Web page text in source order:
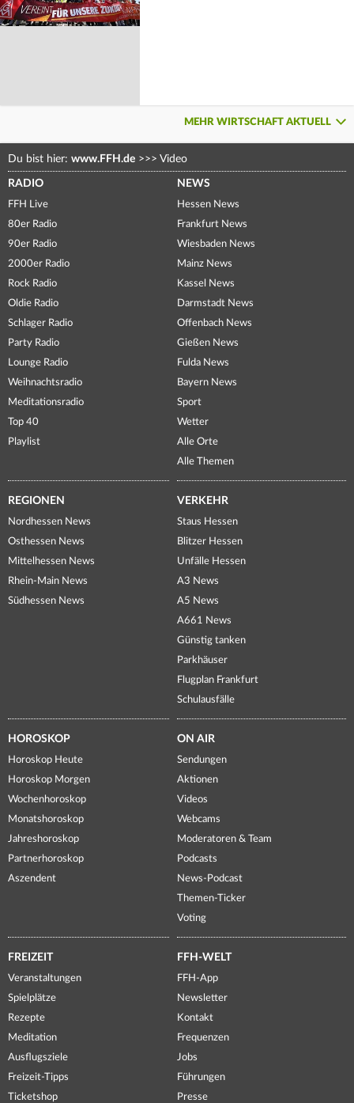
MEHR WIRTSCHAFT AKTUELL
Du bist hier: www.FFH.de >>> Video
RADIO
FFH Live
80er Radio
90er Radio
2000er Radio
Rock Radio
Oldie Radio
Schlager Radio
Party Radio
Lounge Radio
Weihnachtsradio
Meditationsradio
Top 40
Playlist
NEWS
Hessen News
Frankfurt News
Wiesbaden News
Mainz News
Kassel News
Darmstadt News
Offenbach News
Gießen News
Fulda News
Bayern News
Sport
Wetter
Alle Orte
Alle Themen
REGIONEN
Nordhessen News
Osthessen News
Mittelhessen News
Rhein-Main News
Südhessen News
VERKEHR
Staus Hessen
Blitzer Hessen
Unfälle Hessen
A3 News
A5 News
A661 News
Günstig tanken
Parkhäuser
Flugplan Frankfurt
Schulausfälle
HOROSKOP
Horoskop Heute
Horoskop Morgen
Wochenhoroskop
Monatshoroskop
Jahreshoroskop
Partnerhoroskop
Aszendent
ON AIR
Sendungen
Aktionen
Videos
Webcams
Moderatoren & Team
Podcasts
News-Podcast
Themen-Ticker
Voting
FREIZEIT
Veranstaltungen
Spielplätze
Rezepte
Meditation
Ausflugsziele
Freizeit-Tipps
Ticketshop
FFH-WELT
FFH-App
Newsletter
Kontakt
Frequenzen
Jobs
Führungen
Presse